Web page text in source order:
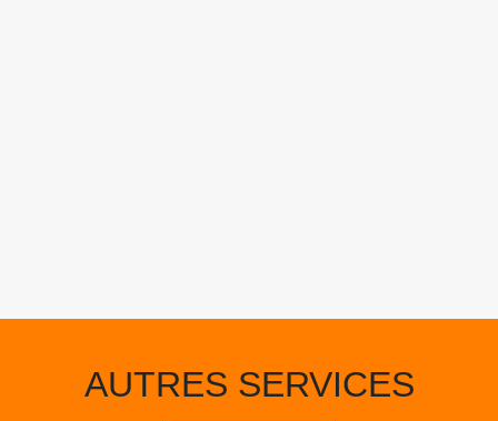
AUTRES SERVICES